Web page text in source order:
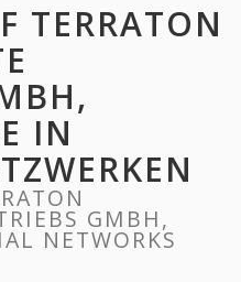
TERRATON
IN
GMBH,
NETWORKS